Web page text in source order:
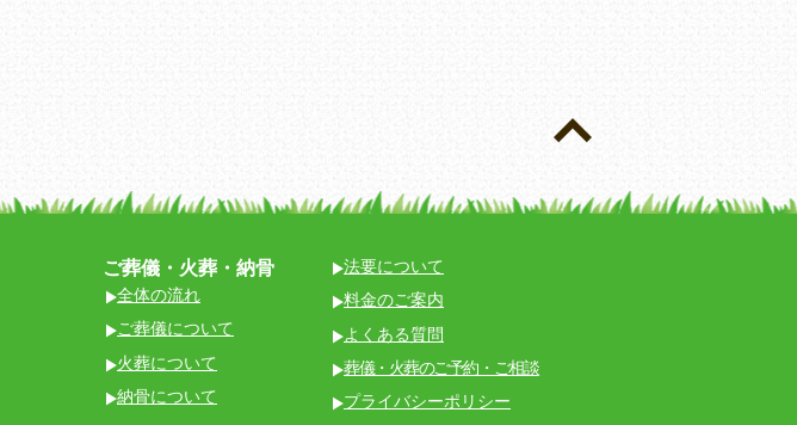
ご葬儀・火葬・納骨
全体の流れ
ご葬儀について
火葬について
納骨について
法要について
料金のご案内
よくある質問
葬儀・火葬のご予約・ご相談
プライバシーポリシー